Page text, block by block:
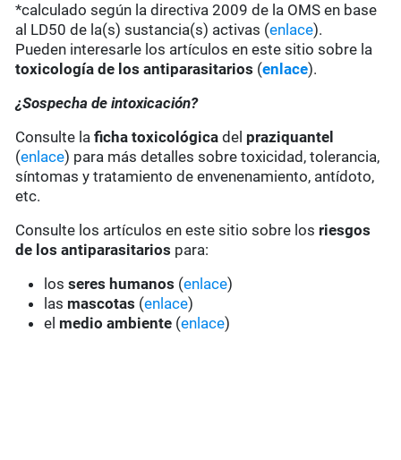
*calculado según la directiva 2009 de la OMS en base
al LD50 de la(s) sustancia(s) activas (enlace).
Pueden interesarle los artículos en este sitio sobre la
toxicología de los antiparasitarios (enlace).
¿Sospecha de intoxicación?
Consulte laficha toxicológica del praziquantel
(enlace) para más detalles sobre toxicidad, tolerancia,
síntomas y tratamiento de envenenamiento, antídoto,
etc.
Consulte los artículos en este sitio sobre los riesgos
de los antiparasitarios para:
losseres humanos (enlace)
las mascotas (enlace)
el medio ambiente (enlace)